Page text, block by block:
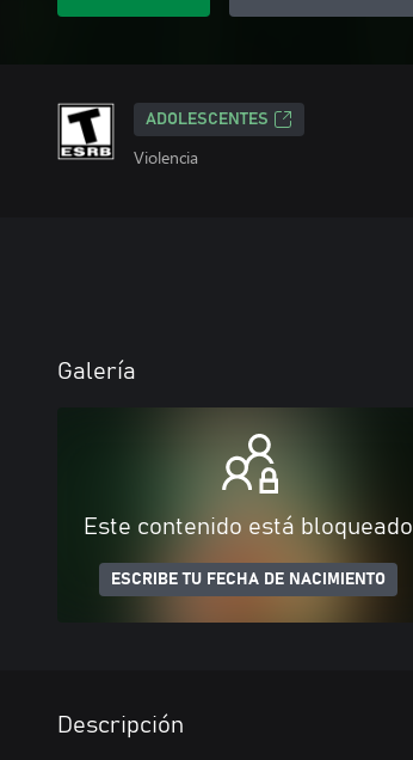
ADOLESCENTES
Violencia
Galería
Este contenido está bloqueado
ESCRIBE TU FECHA DE NACIMIENTO
Descripción